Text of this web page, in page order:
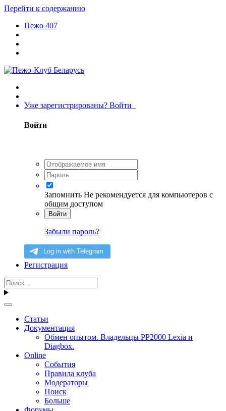
Перейти к содержанию
Пежо 407
Уже зарегистрированы? Войти
Войти
Запомнить Не рекомендуется для компьютеров с
общим доступом
Войти
Забыли пароль?
Регистрация
Статьи
Документация
Обмен опытом. Владельцы PP2000 Lexia и
Diagbox.
Online
События
Правила клуба
Модераторы
Поиск
Больше